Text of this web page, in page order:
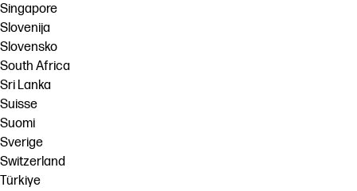
Singapore
Slovenija
Slovensko
South Africa
Sri Lanka
Suisse
Suomi
Sverige
Switzerland
Türkiye